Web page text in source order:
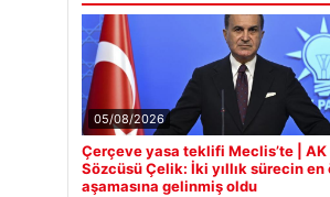
05/08/2026
Çerçeve yasa teklifi Meclis’te | AK
Sözcüsü Çelik: İki yıllık sürecin en
aşamasına gelinmiş oldu